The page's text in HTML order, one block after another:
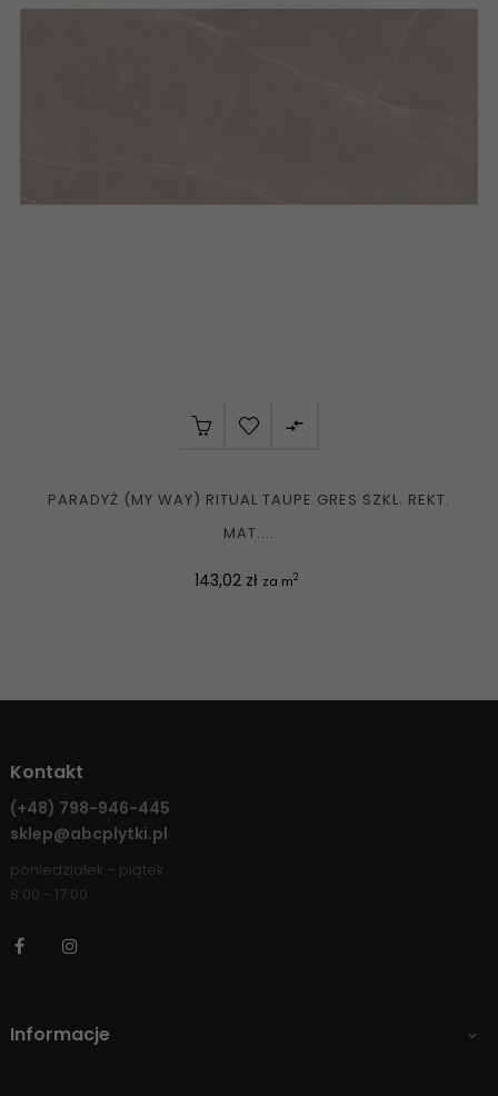

PARADYŻ (MY WAY) RITUAL TAUPE GRES SZKL. REKT.
MAT....
Cena
143,02 zł za m2
Kontakt
(+48) 798-946-445
sklep@abcplytki.pl
poniedziałek - piątek
8:00 - 17:00
Facebook
Informacje 